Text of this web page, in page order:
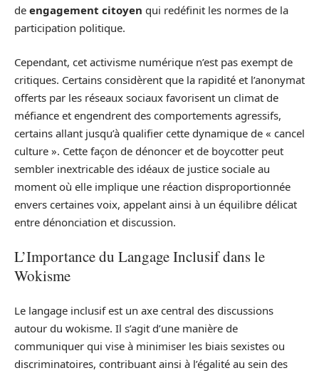
de engagement citoyen qui redéfinit les normes de la
participation politique.
Cependant, cet activisme numérique n’est pas exempt de
critiques. Certains considèrent que la rapidité et l’anonymat
offerts par les réseaux sociaux favorisent un climat de
méfiance et engendrent des comportements agressifs,
certains allant jusqu’à qualifier cette dynamique de « cancel
culture ». Cette façon de dénoncer et de boycotter peut
sembler inextricable des idéaux de justice sociale au
moment où elle implique une réaction disproportionnée
envers certaines voix, appelant ainsi à un équilibre délicat
entre dénonciation et discussion.
L’Importance du Langage Inclusif dans le
Wokisme
Le langage inclusif est un axe central des discussions
autour du wokisme. Il s’agit d’une manière de
communiquer qui vise à minimiser les biais sexistes ou
discriminatoires, contribuant ainsi à l’égalité au sein des